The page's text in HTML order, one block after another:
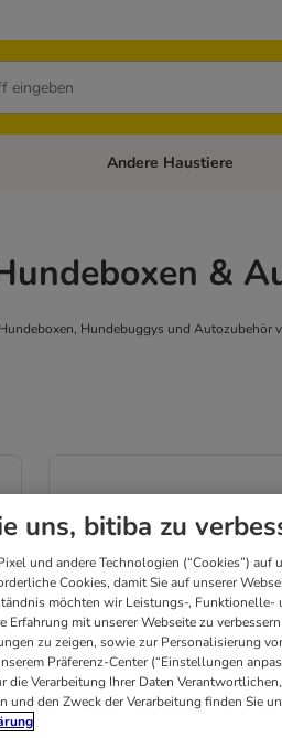
Zubehör Kategorie-Menü öffnen:
Andere Haustiere
&
Hundebuggys und Autozubehör
uns, bitiba zu
und andere Technologien (“Cookies”) auf
Cookies, damit Sie auf unserer
möchten wir Leistungs-, Funktionelle-
Erfahrung mit unserer Webseite zu
zu zeigen, sowie zur Personalisierung
Präferenz-Center (“Einstellungen
die Verarbeitung Ihrer Daten
und den Zweck der Verarbeitung finden Sie